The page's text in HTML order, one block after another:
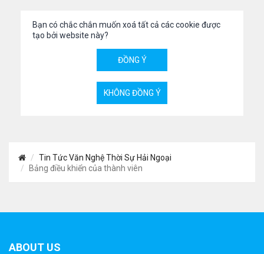
Bạn có chắc chắn muốn xoá tất cả các cookie được
tạo bởi website này?
Tin Tức Văn Nghệ Thời Sự Hải Ngoại
Bảng điều khiển của thành viên
ABOUT US